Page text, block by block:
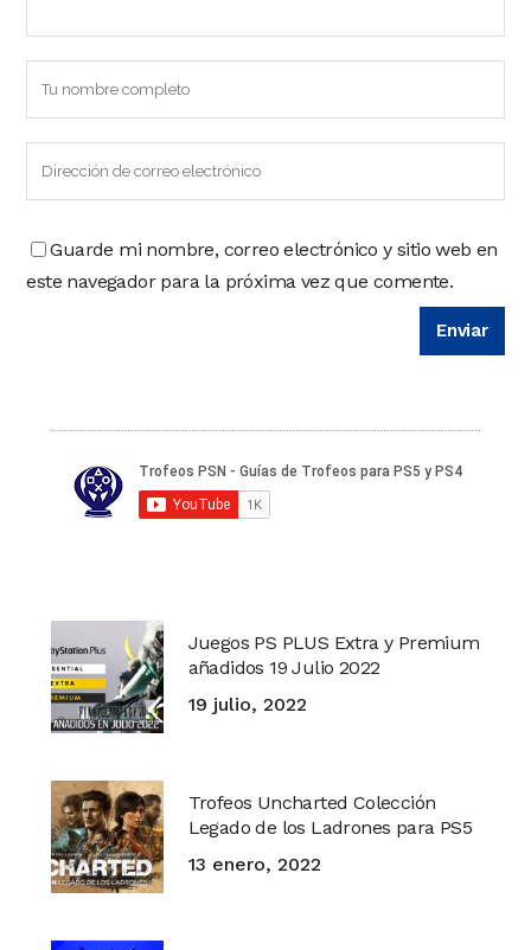
Guarde mi nombre, correo electrónico y sitio web en
este navegador para la próxima vez que comente.
Juegos PS PLUS Extra y Premium
añadidos 19 Julio 2022
19 julio, 2022
Trofeos Uncharted Colección
Legado de los Ladrones para PS5
13 enero, 2022